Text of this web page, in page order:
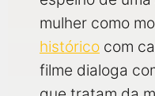
mulher como
histórico com
filme dialoga